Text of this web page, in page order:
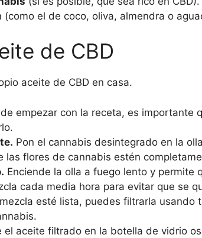
el de coco, oliva, almendra o
de CBD
aceite de CBD en casa.
empezar con la receta, es importante
Pon el cannabis desintegrado en la
las flores de cannabis estén
Enciende la olla a fuego lento y permite
cada media hora para evitar que se
esté lista, puedes filtrarla
el aceite filtrado en la botella de vidrio